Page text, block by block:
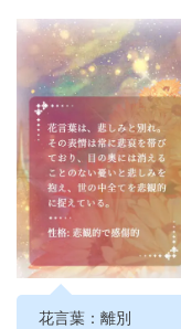
花言葉：離別